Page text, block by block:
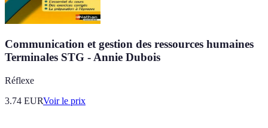
Communication et gestion des ressources humaines
Terminales STG - Annie Dubois
Réflexe
3.74 EURVoir le prix